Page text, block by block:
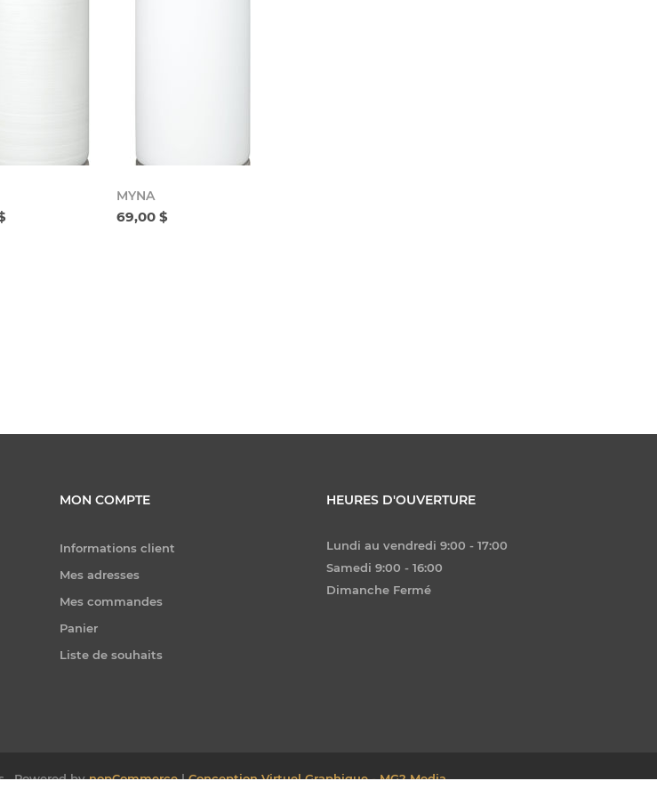
MYNA
69,00 $
MON COMPTE
Informations client
Mes adresses
Mes commandes
Panier
Liste de souhaits
HEURES D'OUVERTURE
Lundi au vendredi 9:00 - 17:00
Samedi 9:00 - 16:00
Dimanche Fermé
Powered bynopCommerce|Conception Virtuel Graphique - MG2 Media